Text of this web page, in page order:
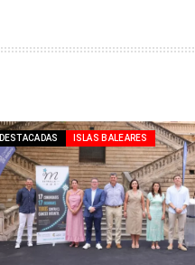
DESTACADAS ISLAS BALEARES